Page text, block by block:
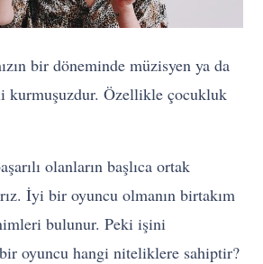
bir döneminde müzisyen ya da
kurmuşuzdur. Özellikle çocukluk
olanların başlıca ortak
İyi bir oyuncu olmanın birtakım
bulunur. Peki işini
oyuncu hangi niteliklere sahiptir?